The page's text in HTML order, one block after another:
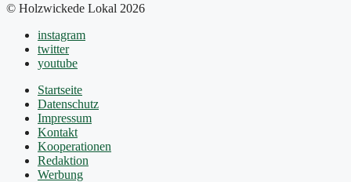
© Holzwickede Lokal 2026
instagram
twitter
youtube
Startseite
Datenschutz
Impressum
Kontakt
Kooperationen
Redaktion
Werbung